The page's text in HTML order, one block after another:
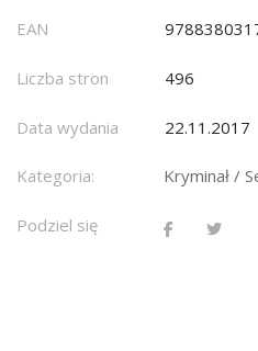
EAN
Liczba stron 496
Data wydania 22.11.2017
Kategoria: Kryminał /
Podziel się